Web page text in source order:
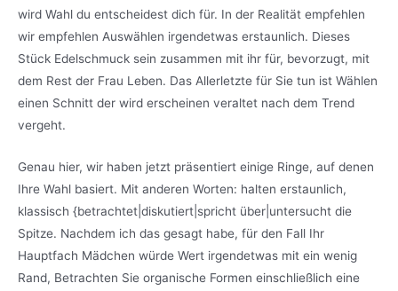
wird Wahl du entscheidest dich für. In der Realität empfehlen
wir empfehlen Auswählen irgendetwas erstaunlich. Dieses
Stück Edelschmuck sein zusammen mit ihr für, bevorzugt, mit
dem Rest der Frau Leben. Das Allerletzte für Sie tun ist Wählen
einen Schnitt der wird erscheinen veraltet nach dem Trend
vergeht.
Genau hier, wir haben jetzt präsentiert einige Ringe, auf denen
Ihre Wahl basiert. Mit anderen Worten: halten erstaunlich,
klassisch {betrachtet|diskutiert|spricht über|untersucht die
Spitze. Nachdem ich das gesagt habe, für den Fall Ihr
Hauptfach Mädchen würde Wert irgendetwas mit ein wenig
Rand, Betrachten Sie organische Formen einschließlich eine